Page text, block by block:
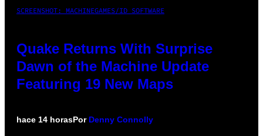
SCREENSHOT: MACHINEGAMES/ID SOFTWARE
Quake Returns With Surprise
Dawn of the Machine Update
Featuring 19 New Maps
hace 14 horasPor Denny Connolly